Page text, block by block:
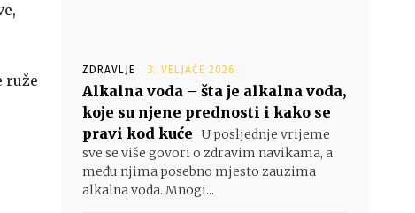
ruže
ZDRAVLJE 3. VELJAČE 2026.
Alkalna voda – šta je alkalna voda,
koje su njene prednosti i kako se
pravi kod kuće U posljednje vrijeme
sve se više govori o zdravim navikama, a
među njima posebno mjesto zauzima
alkalna voda. Mnogi...